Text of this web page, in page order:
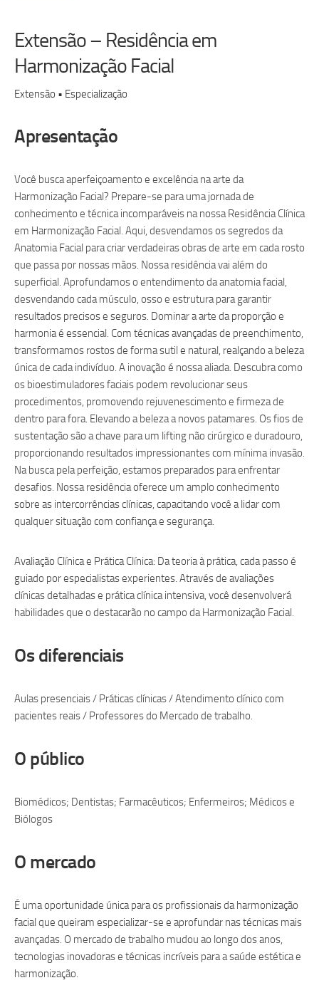
Extensão – Residência em
Harmonização Facial
Extensão • Especialização
Apresentação
Você busca aperfeiçoamento e excelência na arte da
Harmonização Facial? Prepare-se para uma jornada de
conhecimento e técnica incomparáveis na nossa Residência Clínica
em Harmonização Facial. Aqui, desvendamos os segredos da
Anatomia Facial para criar verdadeiras obras de arte em cada rosto
que passa por nossas mãos. Nossa residência vai além do
superficial. Aprofundamos o entendimento da anatomia facial,
desvendando cada músculo, osso e estrutura para garantir
resultados precisos e seguros. Dominar a arte da proporção e
harmonia é essencial. Com técnicas avançadas de preenchimento,
transformamos rostos de forma sutil e natural, realçando a beleza
única de cada indivíduo. A inovação é nossa aliada. Descubra como
os bioestimuladores faciais podem revolucionar seus
procedimentos, promovendo rejuvenescimento e firmeza de
dentro para fora. Elevando a beleza a novos patamares. Os fios de
sustentação são a chave para um lifting não cirúrgico e duradouro,
proporcionando resultados impressionantes com mínima invasão.
Na busca pela perfeição, estamos preparados para enfrentar
desafios. Nossa residência oferece um amplo conhecimento
sobre as intercorrências clínicas, capacitando você a lidar com
qualquer situação com confiança e segurança.
Avaliação Clínica e Prática Clínica: Da teoria à prática, cada passo é
guiado por especialistas experientes. Através de avaliações
clínicas detalhadas e prática clínica intensiva, você desenvolverá
habilidades que o destacarão no campo da Harmonização Facial.
Os diferenciais
Aulas presenciais / Práticas clínicas / Atendimento clínico com
pacientes reais / Professores do Mercado de trabalho.
O público
Biomédicos; Dentistas; Farmacêuticos; Enfermeiros; Médicos e
Biólogos
O mercado
É uma oportunidade única para os profissionais da harmonização
facial que queiram especializar-se e aprofundar nas técnicas mais
avançadas. O mercado de trabalho mudou ao longo dos anos,
tecnologias inovadoras e técnicas incríveis para a saúde estética e
harmonização.